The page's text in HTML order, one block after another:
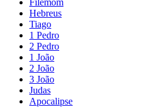
Hebreus
Tiago
1 Pedro
2 Pedro
1 João
2 João
3 João
Judas
Apocalipse